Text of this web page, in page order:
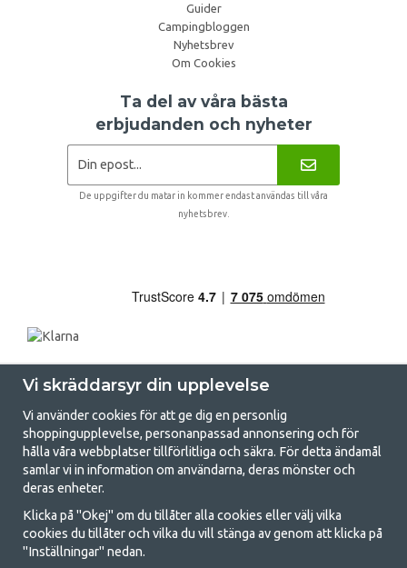
Guider
Campingbloggen
Nyhetsbrev
Om Cookies
Ta del av våra bästa
erbjudanden och nyheter
De uppgifter du matar in kommer endast användas till våra
nyhetsbrev.
GetCamping.se - Din butik för camping
och uteliv
Att campa kan antingen vara en livsstil eller ett sätt att samla familjen
för ett gemensamt äventyr. Oavsett vilken kategori du tillhör hittar du
Vi skräddarsyr din upplevelse
Vi använder cookies för att ge dig en personlig
shoppingupplevelse, personanpassad annonsering och för
hålla våra webbplatser tillförlitliga och säkra. För detta ändamål
samlar vi in information om användarna, deras mönster och
deras enheter.
Klicka på "Okej" om du tillåter alla cookies eller välj vilka
cookies du tillåter och vilka du vill stänga av genom att klicka på
"Inställningar" nedan.